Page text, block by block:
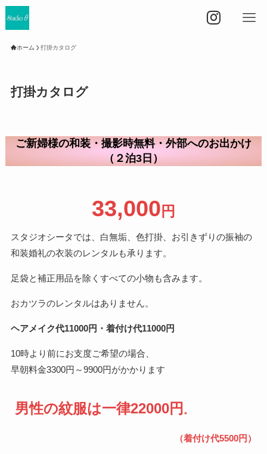
ホーム 打掛カタログ
打掛カタログ
ご新婦様の和装・撮影時無料・外部へのお出かけ
（２泊3日）
33,000 円
スタジオシータでは、白無垢、色打掛、お引きずりの振袖の
和装婚礼の衣装のレンタルも承ります。
足袋と補正用品を除くすべての小物も含みます。
おカツラのレンタルはありません。
ヘアメイク代11000円・着付け代11000円
10時より前にお支度ご希望の場合、
早朝料金3300円～9900円がかかります
男性の紋服は一律22000円 。
（着付け代5500円）